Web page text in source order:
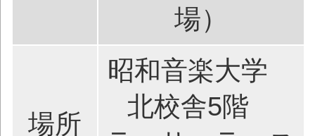
場）
場所
昭和音楽大学
北校舎5階